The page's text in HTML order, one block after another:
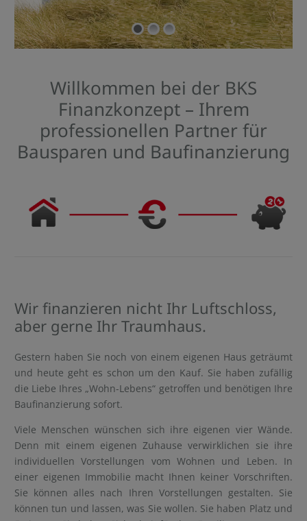
Willkommen bei der BKS
Finanzkonzept – Ihrem
professionellen Partner für
Bausparen und Baufinanzierung
Wir finanzieren nicht Ihr Luftschloss,
aber gerne Ihr Traumhaus.
Gestern haben Sie noch von einem eigenen Haus geträumt
und heute geht es schon um den Kauf. Sie haben zufällig
die Liebe Ihres „Wohn-Lebens“ getroffen und benötigen Ihre
Baufinanzierung sofort.
Viele Menschen wünschen sich ihre eigenen vier Wände.
Denn mit einem eigenen Zuhause verwirklichen sie ihre
individuellen Vorstellungen vom Wohnen und Leben. In
einer eigenen Immobilie macht Ihnen keiner Vorschriften.
Sie können alles nach Ihren Vorstellungen gestalten. Sie
können tun und lassen, was Sie wollen. Sie haben Platz und